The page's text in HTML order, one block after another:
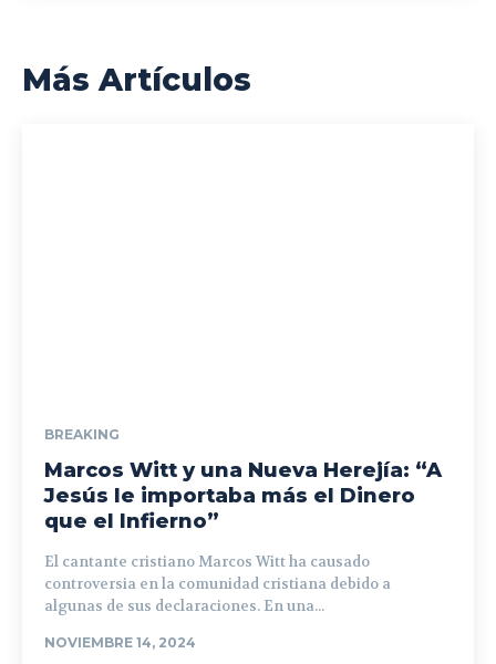
Más Artículos
BREAKING
Marcos Witt y una Nueva Herejía: “A
Jesús le importaba más el Dinero
que el Infierno”
El cantante cristiano Marcos Witt ha causado
controversia en la comunidad cristiana debido a
algunas de sus declaraciones. En una...
NOVIEMBRE 14, 2024